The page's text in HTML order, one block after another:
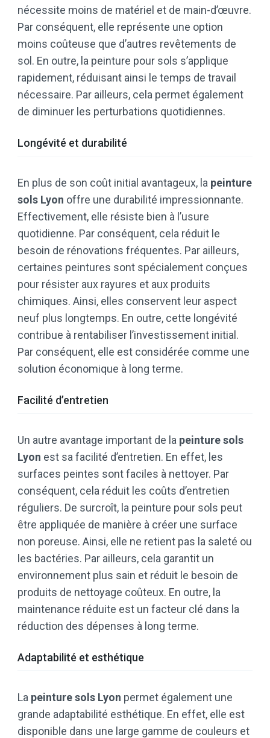
nécessite moins de matériel et de main-d’œuvre.
Par conséquent, elle représente une option
moins coûteuse que d’autres revêtements de
sol. En outre, la peinture pour sols s’applique
rapidement, réduisant ainsi le temps de travail
nécessaire. Par ailleurs, cela permet également
de diminuer les perturbations quotidiennes.
Longévité et durabilité
En plus de son coût initial avantageux, la peinture
sols Lyon offre une durabilité impressionnante.
Effectivement, elle résiste bien à l’usure
quotidienne. Par conséquent, cela réduit le
besoin de rénovations fréquentes. Par ailleurs,
certaines peintures sont spécialement conçues
pour résister aux rayures et aux produits
chimiques. Ainsi, elles conservent leur aspect
neuf plus longtemps. En outre, cette longévité
contribue à rentabiliser l’investissement initial.
Par conséquent, elle est considérée comme une
solution économique à long terme.
Facilité d’entretien
Un autre avantage important de la peinture sols
Lyon est sa facilité d’entretien. En effet, les
surfaces peintes sont faciles à nettoyer. Par
conséquent, cela réduit les coûts d’entretien
réguliers. De surcroît, la peinture pour sols peut
être appliquée de manière à créer une surface
non poreuse. Ainsi, elle ne retient pas la saleté ou
les bactéries. Par ailleurs, cela garantit un
environnement plus sain et réduit le besoin de
produits de nettoyage coûteux. En outre, la
maintenance réduite est un facteur clé dans la
réduction des dépenses à long terme.
Adaptabilité et esthétique
La peinture sols Lyon permet également une
grande adaptabilité esthétique. En effet, elle est
disponible dans une large gamme de couleurs et